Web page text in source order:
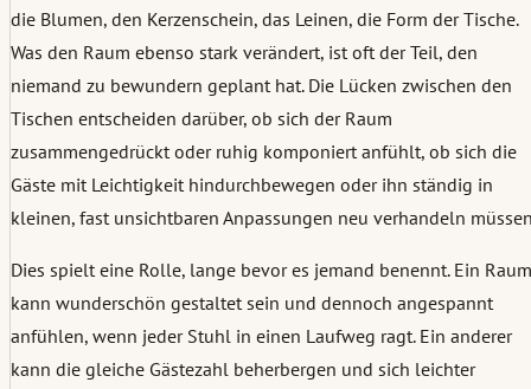
die Blumen, den Kerzenschein, das Leinen, die Form der Tische.
Was den Raum ebenso stark verändert, ist oft der Teil, den
niemand zu bewundern geplant hat. Die Lücken zwischen den
Tischen entscheiden darüber, ob sich der Raum
zusammengedrückt oder ruhig komponiert anfühlt, ob sich die
Gäste mit Leichtigkeit hindurchbewegen oder ihn ständig in
kleinen, fast unsichtbaren Anpassungen neu verhandeln
Dies spielt eine Rolle, lange bevor es jemand benennt. Ein Raum
kann wunderschön gestaltet sein und dennoch angespannt
anfühlen, wenn jeder Stuhl in einen Laufweg ragt. Ein anderer
kann die gleiche Gästezahl beherbergen und sich leichter